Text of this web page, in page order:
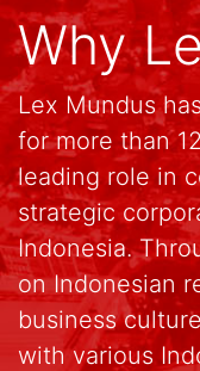
Why
Lex Mundus
for more than
leading role in
strategic
Indonesia.
on Indonesian
business
with various